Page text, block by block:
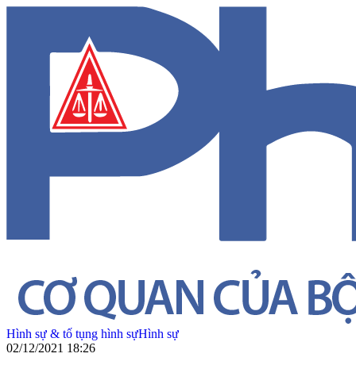
Hình sự & tố tụng hình sựHình sự
02/12/2021 18:26